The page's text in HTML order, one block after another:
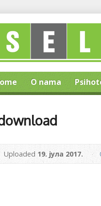
O nama
Uploaded 19. јула 2017.